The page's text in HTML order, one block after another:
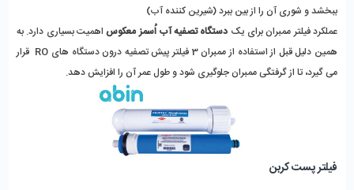
ببخشد و شوری آن را از بین ببرد (شیرین کننده آب)
عملکرد فیلتر ممبران برای یک دستگاه تصفیه آب اُسمز معکوساهمیت بسیاری دارد. به
همین دلیل قبل از استفاده از ممبران 3 فیلتر پیش تصفیه درون دستگاه های RO قرار
می گیرد، تا از گرفتگی ممبران جلوگیری شود و طول عمر آن را افزایش دهد.
فیلتر پست کربن